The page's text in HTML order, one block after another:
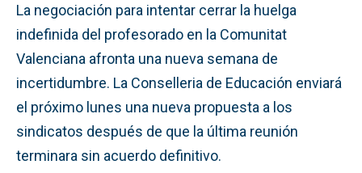
La negociación para intentar cerrar la huelga
indefinida del profesorado en la Comunitat
Valenciana afronta una nueva semana de
incertidumbre. La Conselleria de Educación enviará
el próximo lunes una nueva propuesta a los
sindicatos después de que la última reunión
terminara sin acuerdo definitivo.